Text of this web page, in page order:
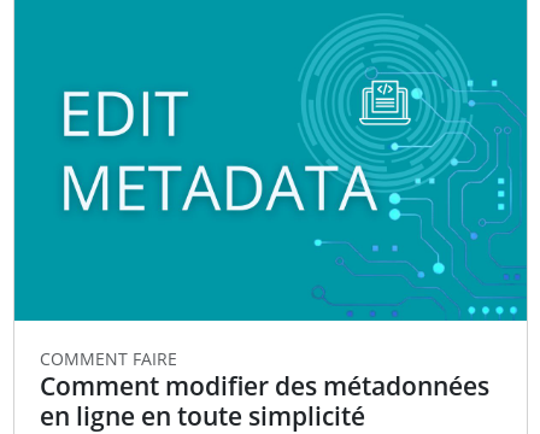
COMMENT FAIRE
Comment modifier des métadonnées
en ligne en toute simplicité